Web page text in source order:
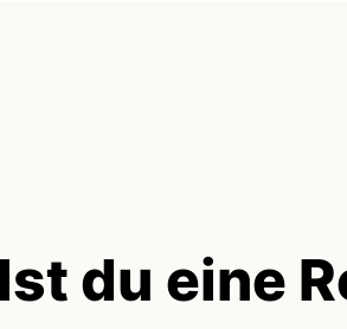
du eine